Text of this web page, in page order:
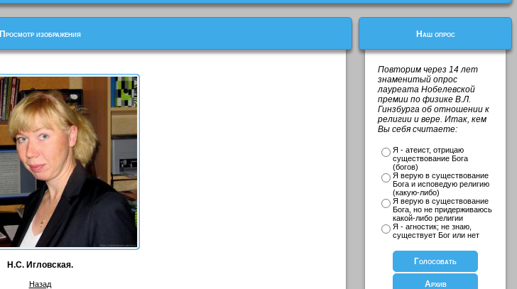
Просмотр изображения
Н.С. Игловская.
Назад
Наш опрос
Повторим через 14 лет
знаменитый опрос
лауреата Нобелевской
премии по физике В.Л.
Гинзбурга об отношении к
религии и вере. Итак, кем
Вы себя считаете:
Я - атеист, отрицаю
существование Бога
(богов)
Я верую в существование
Бога и исповедую религию
(какую-либо)
Я верую в существование
Бога, но не придерживаюсь
какой-либо религии
Я - агностик; не знаю,
существует Бог или нет